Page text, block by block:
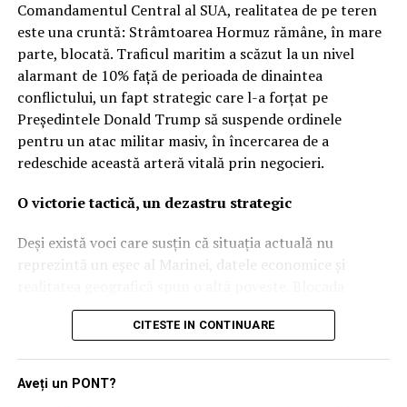
Dezvăluirea publică a acestor detalii, apărută inițial pe
site-ul Ministerului Apărării, a provocat o undă de șoc
printre parlamentarii din opoziție. Partidul Democrat a
reacționat dur, acuzând guvernul condus de Giorgia
Meloni că a trimis sute de soldați în zone de criză fără
un mandat clar și fără informarea prealabilă a
legislativului. „Este o dovadă de lipsă de seriozitate
legitimitatea modului în care a fost gestionată
luna martie, în cadrul unei rezoluții care permitea
redistribuirea forțelor în regiunile geografice deja
autorizate. Totuși, amploarea tehnologică și riscul
operațional par să fi depășit așteptările multor aleși de
Comandamentul Central al SUA, realitatea de pe teren
este una cruntă: Strâmtoarea Hormuz rămâne, în mare
parte, blocată. Traficul maritim a scăzut la un nivel
alarmant de 10% față de perioada de dinaintea
conflictului, un fapt strategic care l-a forțat pe
Președintele Donald Trump să suspende ordinele
pentru un atac militar masiv, în încercarea de a
redeschide această arteră vitală prin negocieri.
O victorie tactică, un dezastru strategic
Deși există voci care susțin că situația actuală nu
reprezintă un eșec al Marinei, datele economice și
asupra transporturilor iraniene prin strâmtoare a fost,
într-adevăr, eficientă, punând o presiune imensă pe o
umbrită de un adevăr incomod: Iranul nu a fost
neutralizat. În prezent, orice navă care îndrăznește să
CITESTE IN CONTINUARE
Aveți un PONT?